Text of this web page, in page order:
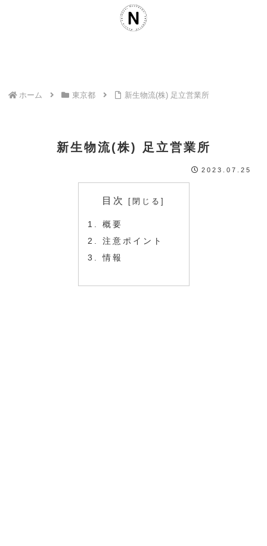
ホーム 東京都 新生物流(株) 足立営業所
新生物流(株) 足立営業所
2023.07.25
目次
概要
注意ポイント
情報